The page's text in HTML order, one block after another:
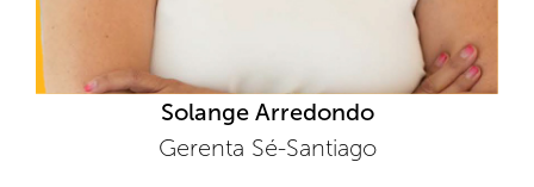
Solange Arredondo
Gerenta Sé-Santiago